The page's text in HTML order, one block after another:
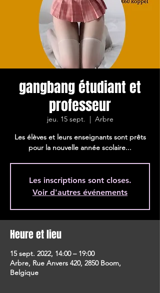
gangbang étudiant et
professeur
jeu. 15 sept.
  |
Arbre
Les élèves et leurs enseignants sont prêts
pour la nouvelle année scolaire...
Les inscriptions sont closes.
Voir d'autres événements
Heure et lieu
15 sept. 2022, 14:00 – 19:00
Arbre, Rue Anvers 420, 2850 Boom,
Belgique